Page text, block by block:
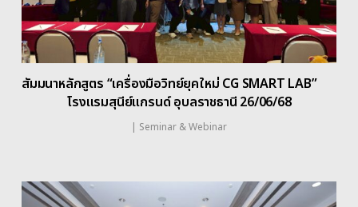
สัมมนาหลักสูตร “เครื่องมือวิทย์ยุคใหม่ CG SMART LAB”
โรงแรมสุนีย์แกรนด์ อุบลราชธานี 26/06/68
| Seminar & Webinar